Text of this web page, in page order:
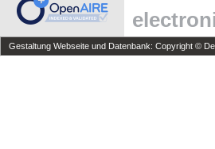
Gestaltung Webseite und Datenbank: Copyright ©